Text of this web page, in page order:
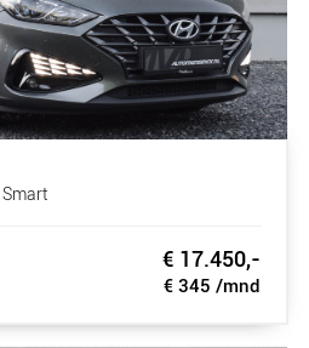
Smart
€ 17.450,-
€ 345 /mnd